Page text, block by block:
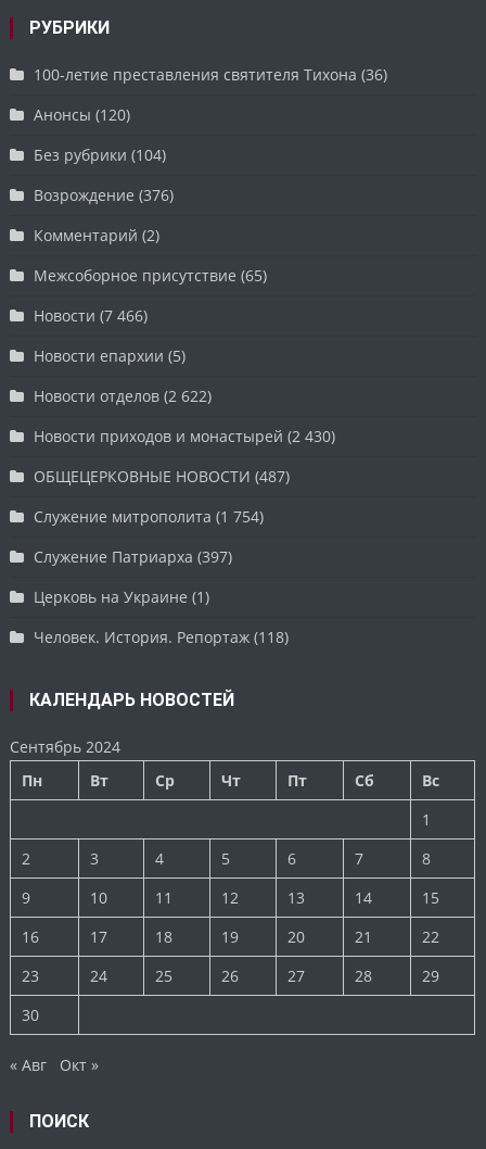
РУБРИКИ
100-летие преставления святителя Тихона (36)
Анонсы (120)
Без рубрики (104)
Возрождение (376)
Комментарий (2)
Межсоборное присутствие (65)
Новости (7 466)
Новости епархии (5)
Новости отделов (2 622)
Новости приходов и монастырей (2 430)
ОБЩЕЦЕРКОВНЫЕ НОВОСТИ (487)
Служение митрополита (1 754)
Служение Патриарха (397)
Церковь на Украине (1)
Человек. История. Репортаж (118)
КАЛЕНДАРЬ НОВОСТЕЙ
Сентябрь 2024
Пн
Вт Ср Чт Пт Сб
Вс
1
2
3 4 5 6 7
8
9
10 11 12 13 14
15
16
17 18 19 20 21
22
23
24 25 26 27 28
29
30
« Авг Окт »
ПОИСК